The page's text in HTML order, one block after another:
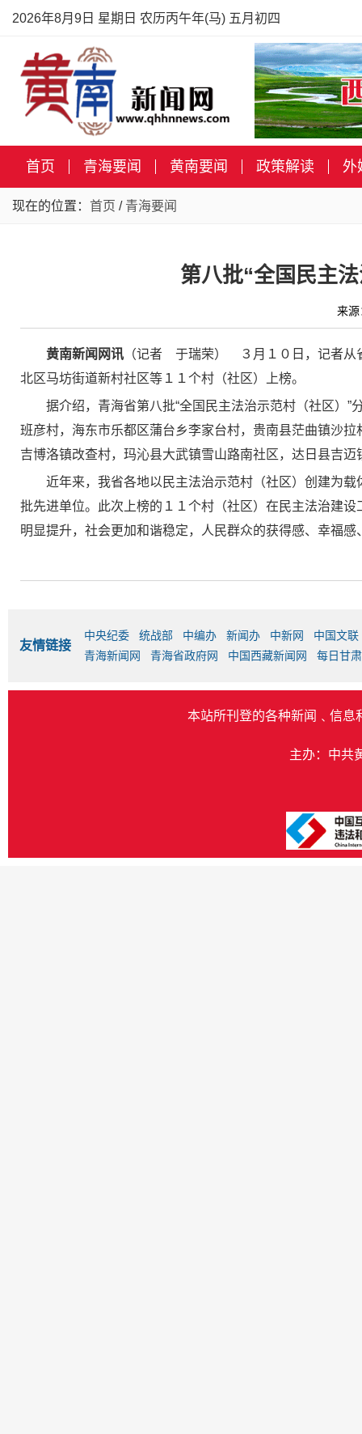
2026年8月9日 星期日 农历丙午年(马) 五月初四
首页 青海要闻 黄南要闻 政策解读 外
现在的位置： 首页 / 青海要闻
第八批“全国民主
来
黄南新闻网讯 （记者 于瑞荣） ３月１０日，记者从
北区马坊街道新村社区等１１个村（社区）上榜。
据介绍，青海省第八批“全国民主法治示范村（社区）
班彦村，海东市乐都区蒲台乡李家台村，贵南县茫曲镇沙
吉博洛镇改查村，玛沁县大武镇雪山路南社区，达日县吉迈
近年来，我省各地以民主法治示范村（社区）创建为
批先进单位。此次上榜的１１个村（社区）在民主法治建
明显提升，社会更加和谐稳定，人民群众的获得感、幸福感
友情链接
中央纪委 统战部 中编办 新闻办 中新网
中国文联
青海新闻网
青海省政府网 中国西藏新闻网 每日甘
本站所刊登的各种新闻﹑信息
主办：中共